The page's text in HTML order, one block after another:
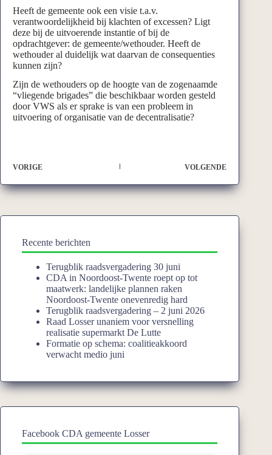
Heeft de gemeente ook een visie t.a.v.
verantwoordelijkheid bij klachten of excessen? Ligt
deze bij de uitvoerende instantie of bij de
opdrachtgever: de gemeente/wethouder. Heeft de
wethouder al duidelijk wat daarvan de consequenties
kunnen zijn?
Zijn de wethouders op de hoogte van de zogenaamde
“vliegende brigades” die beschikbaar worden gesteld
door VWS als er sprake is van een probleem in
uitvoering of organisatie van de decentralisatie?
VORIGE VOLGENDE
Recente berichten
Terugblik raadsvergadering 30 juni
CDA in Noordoost-Twente roept op tot
maatwerk: landelijke plannen raken
Noordoost-Twente onevenredig hard
Terugblik raadsvergadering – 2 juni 2026
Raad Losser unaniem voor versnelling
realisatie supermarkt De Lutte
Formatie op schema: coalitieakkoord
verwacht medio juni
Facebook CDA gemeente Losser